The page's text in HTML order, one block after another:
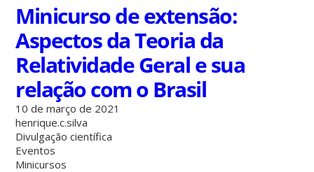
Minicurso de extensão:
Aspectos da Teoria da
Relatividade Geral e sua
relação com o Brasil
10 de março de 2021
henrique.c.silva
Divulgação científica
Eventos
Minicursos